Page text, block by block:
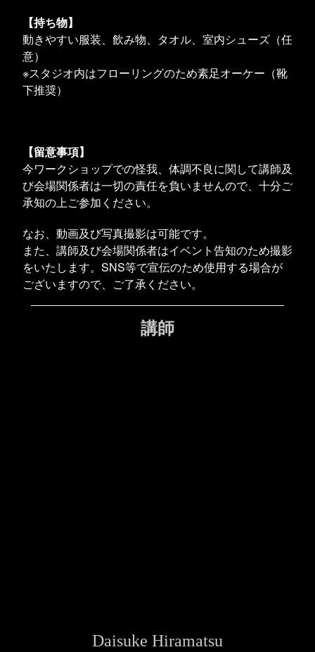
【持ち物】
動きやすい服装、飲み物、タオル、室内シューズ（任
意）
※スタジオ内はフローリングのため素足オーケー（靴
下推奨）
【留意事項】
今ワークショップでの怪我、体調不良に関して講師及
び会場関係者は一切の責任を負いませんので、十分ご
承知の上ご参加ください。
なお、動画及び写真撮影は可能です。
また、講師及び会場関係者はイベント告知のため撮影
をいたします。SNS等で宣伝のため使用する場合が
ございますので、ご了承ください。
講師
Daisuke Hiramatsu